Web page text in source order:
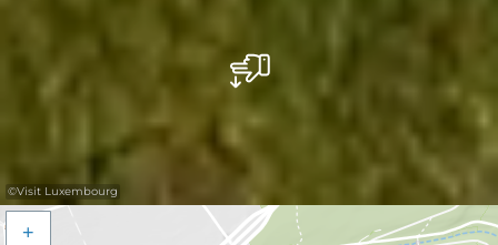
©Visit Luxembourg
+